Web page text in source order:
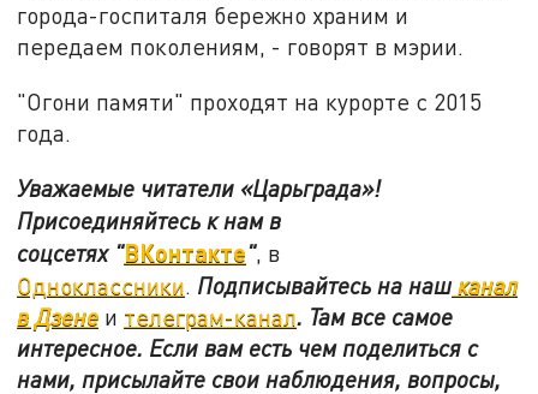
города-госпиталя бережно храним и
передаем поколениям, - говорят в мэрии.
"Огони памяти" проходят на курорте с 2015
года.
Уважаемые читатели «Царьграда»!
Присоединяйтесь к нам в
соцсетях "ВКонтакте", в
Одноклассники Подписывайтесь на нашканал
в Дзене и телеграм-канал. Там все самое
интересное. Если вам есть чем поделиться с
нами, присылайте свои наблюдения, вопросы,